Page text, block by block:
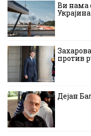
Ви нама
против
Дејан